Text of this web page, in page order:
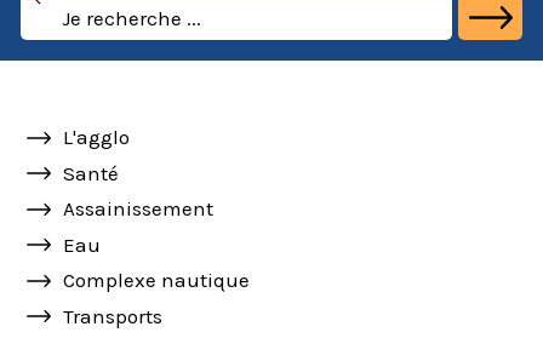
L'agglo
Santé
Assainissement
Eau
Complexe nautique
Transports